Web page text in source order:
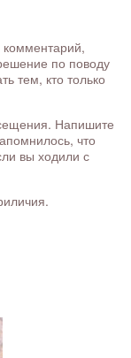
комментарий,
по поводу
тем, кто только
Напишите
что
вы ходили с